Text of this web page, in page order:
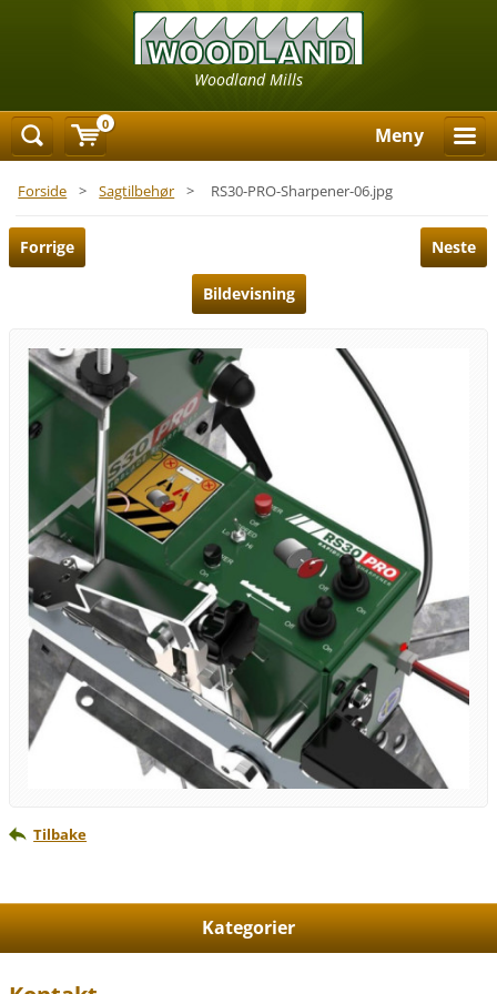
Woodland Mills
Meny
Forside > Sagtilbehør > RS30-PRO-Sharpener-06.jpg
Forrige Neste
Bildevisning
Tilbake
Kategorier
0